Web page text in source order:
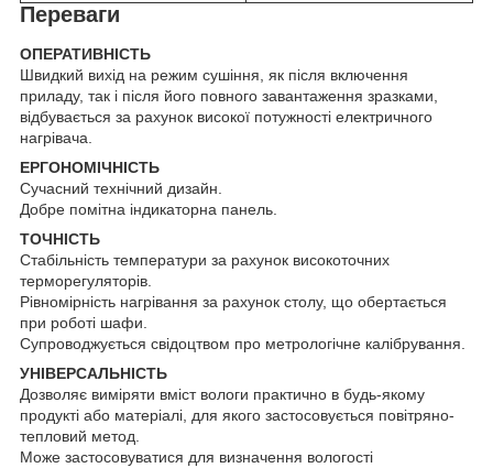
Переваги
ОПЕРАТИВНІСТЬ
Швидкий вихід на режим сушіння, як після включення
приладу, так і після його повного завантаження зразками,
відбувається за рахунок високої потужності електричного
нагрівача.
ЕРГОНОМІЧНІСТЬ
Сучасний технічний дизайн.
Добре помітна індикаторна панель.
ТОЧНІСТЬ
Стабільність температури за рахунок високоточних
терморегуляторів.
Рівномірність нагрівання за рахунок столу, що обертається
при роботі шафи.
Супроводжується свідоцтвом про метрологічне калібрування.
УНІВЕРСАЛЬНІСТЬ
Дозволяє виміряти вміст вологи практично в будь-якому
продукті або матеріалі, для якого застосовується повітряно-
тепловий метод.
Може застосовуватися для визначення вологості